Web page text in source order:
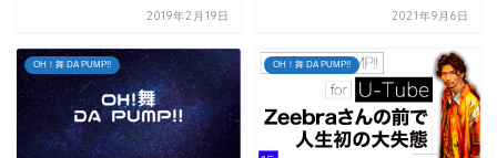
2019年2月19日 2021年9月6日
OH！舞 DA PUMP!! OH！舞 DA PUMP!!